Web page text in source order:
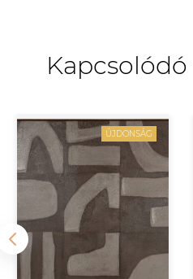
Kapcsolódó
ÚJDONSÁG